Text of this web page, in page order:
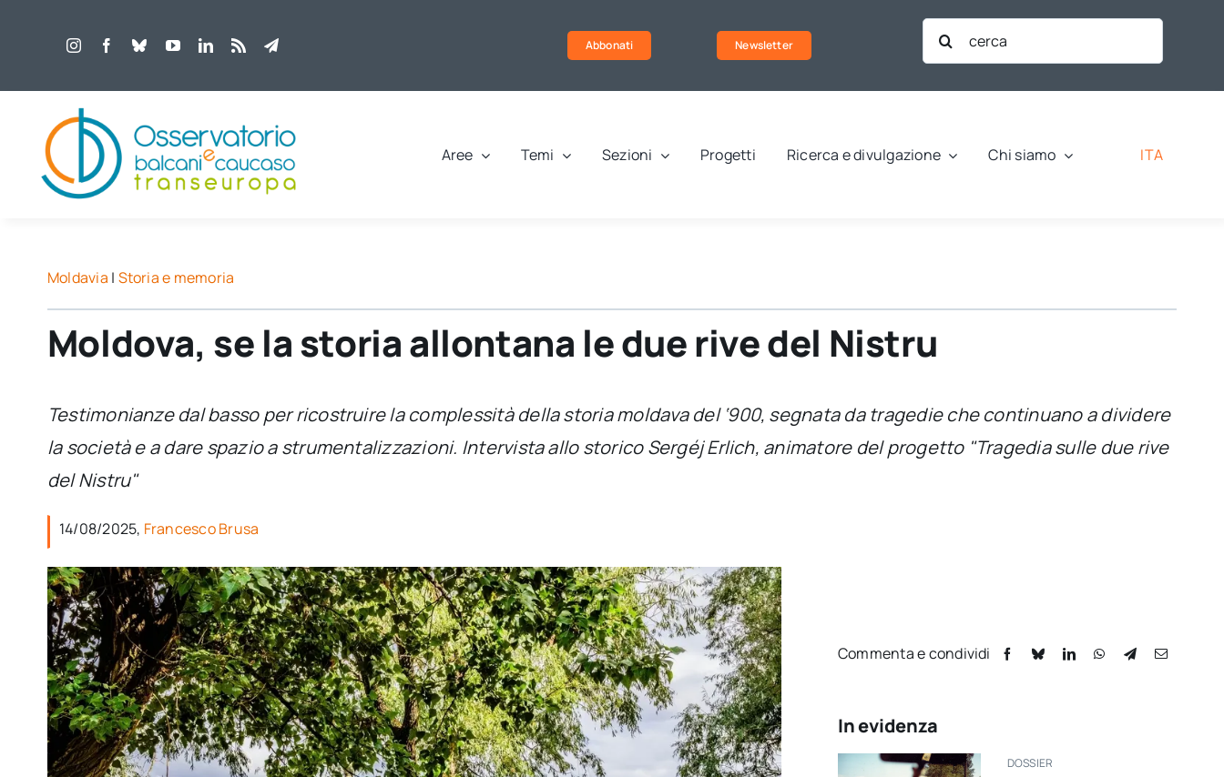
Abbonati Newsletter
Cerca
per:
Aree Temi Sezioni Progetti Ricerca e divulgazione Chi siamo ITA
Moldavia | Storia e memoria
Moldova, se la storia allontana le due rive del Nistru
Testimonianze dal basso per ricostruire la complessità della storia moldava del ‘900, segnata da tragedie che continuano a dividere
la società e a dare spazio a strumentalizzazioni. Intervista allo storico Sergéj Erlich, animatore del progetto "Tragedia sulle due rive
del Nistru"
14/08/2025, Francesco Brusa
Commenta e condividi
In evidenza
DOSSIER